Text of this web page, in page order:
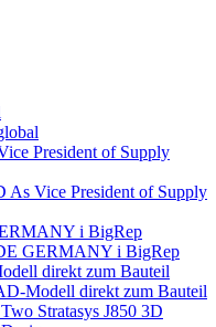
As Vice President of Supply
GERMANY i BigRep
Modell direkt zum Bauteil